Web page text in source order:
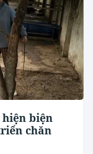
hiện biện
chăn